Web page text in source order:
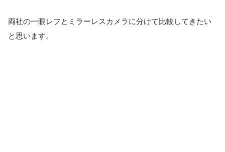
両社の一眼レフとミラーレスカメラに分けて比較してきたい
と思います。